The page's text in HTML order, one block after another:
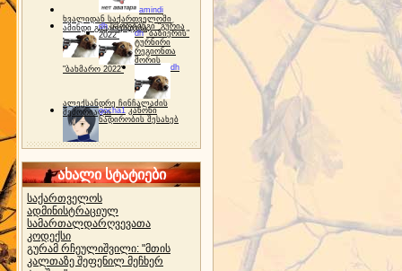
amindi
ხვალიდან საქართველოში
ამინდი გაუარესდება
dh სპორტინგი "გურია
2022"
dh "ბაზიერის"
ტურნირი
რეგიონთა
შორის
"ბახმარო 2022"
dh
ალექსანდრე ჩინჩალაძის
მემორიალიgocha1 კანონი
ნადირობის შესახებ
ახალი სტატიები
საქართველოს
ადმინისტრაციულ
სამართალდარღვევათა
კოდექსი
გურამ რჩეულიშვილი: "მთის
კალთაზე შეფენილ მეჩხერ